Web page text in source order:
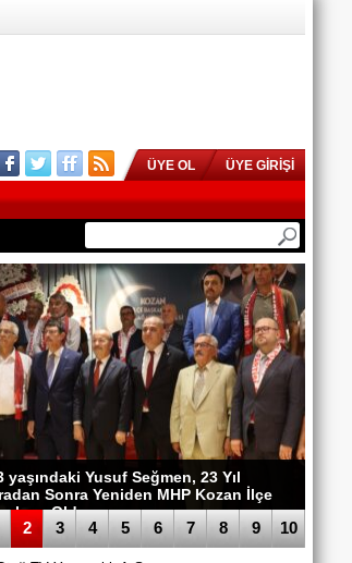
ÜYE OL ÜYE GİRİŞİ
Köşeli, MHP Kozan İlçe Kongresi’ne
2 3 4 5 6 7 8 9 10